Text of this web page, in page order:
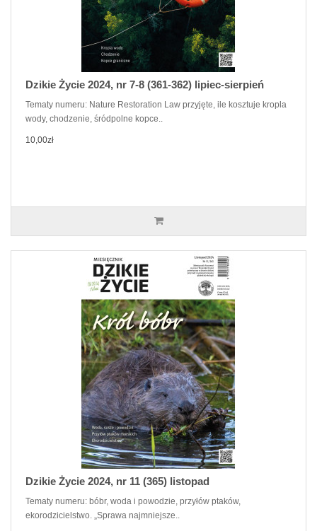
Dzikie Życie 2024, nr 7-8 (361-362) lipiec-sierpień
Tematy numeru: Nature Restoration Law przyjęte, ile kosztuje kropla
wody, chodzenie, śródpolne kopce..
10,00zł
Dzikie Życie 2024, nr 11 (365) listopad
Tematy numeru: bóbr, woda i powodzie, przyłów ptaków,
ekorodzicielstwo. „Sprawa najmniejsze..